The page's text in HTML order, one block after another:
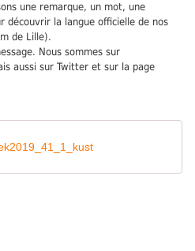
une remarque, un mot, une
découvrir la langue officielle de nos
de Lille).
Nous sommes sur
aussi sur Twitter et sur la page